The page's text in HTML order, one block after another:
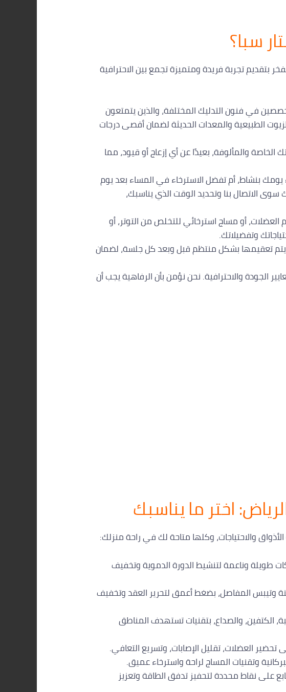
سبا؟
تجربة فريدة ومتميزة تجمع بين الاحترافية
في فنون التدليك المختلفة، والذين يتمتعون
الطبيعية والمعدات الحديثة لضمان أقصى درجات
والمألوفة، بعيدًا عن أي إزعاج أو قيود، مما
بنشاط، أم تفضل الاسترخاء في المساء بعد يوم
ما عليك سوى الاتصال بنا وتحديد الوقت الذي يناسبك،
أو مساج استرخائي للتخلص من التوتر، أو
وتفضيلاتك.
يتم تعقيمها بشكل منتظم قبل وبعد كل جلسة، لضمان
الجودة والاحترافية. نحن نؤمن بأن الرفاهية يجب أن
اختر ما يناسبك
والاحتياجات، وكلها متاحة لك في راحة منزلك:
طويلة وناعمة لتنشيط الدورة الدموية وتخفيف
وتيبس المفاصل، بضغط أعمق لتحرير العقد وتخفيف
الكتفين، والصداع، بتقنيات تستهدف المناطق
تحضير العضلات، تقليل الإصابات، وتسريع التعافي.
وتقنيات المساج لراحة واسترخاء عميق.
على نقاط محددة لتحفيز تدفق الطاقة وتعزيز